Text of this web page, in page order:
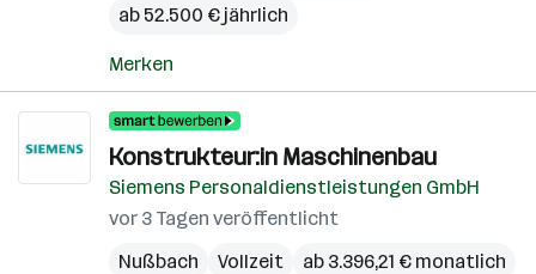
ab 52.500 € jährlich
Merken
Konstrukteur:in Maschinenbau
Siemens Personaldienstleistungen GmbH
vor 3 Tagen veröffentlicht
Nußbach
Vollzeit ab 3.396,21 € monatlich